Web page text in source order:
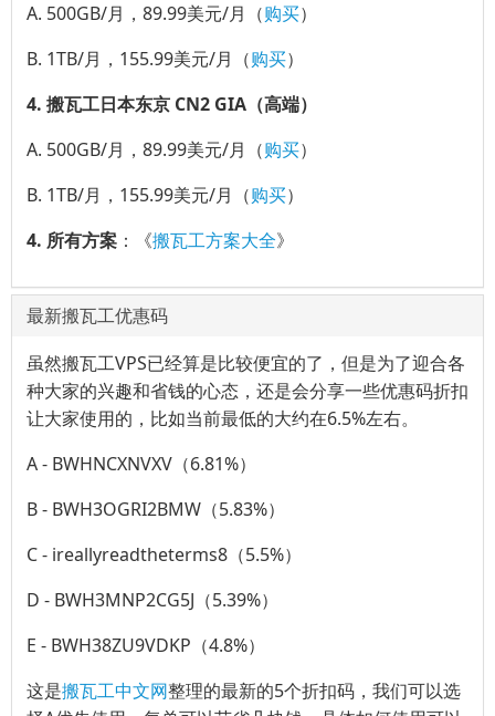
A. 500GB/月，89.99美元/月（购买）
B. 1TB/月，155.99美元/月（购买）
4. 搬瓦工日本东京 CN2 GIA（高端）
A. 500GB/月，89.99美元/月（购买）
B. 1TB/月，155.99美元/月（购买）
4. 所有方案：《搬瓦工方案大全》
最新搬瓦工优惠码
虽然搬瓦工VPS已经算是比较便宜的了，但是为了迎合各
种大家的兴趣和省钱的心态，还是会分享一些优惠码折扣
让大家使用的，比如当前最低的大约在6.5%左右。
A - BWHNCXNVXV（6.81%）
B - BWH3OGRI2BMW（5.83%）
C - ireallyreadtheterms8（5.5%）
D - BWH3MNP2CG5J（5.39%）
E - BWH38ZU9VDKP（4.8%）
这是搬瓦工中文网整理的最新的5个折扣码，我们可以选